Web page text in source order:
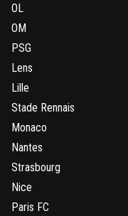
OL
OM
PSG
Lens
Lille
Stade Rennais
Monaco
Nantes
Strasbourg
Nice
Paris FC